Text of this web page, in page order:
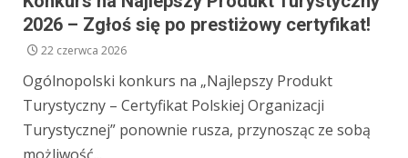
2026 – Zgłoś się po prestiżowy certyfikat!
22 czerwca 2026
Ogólnopolski konkurs na „Najlepszy Produkt
Turystyczny – Certyfikat Polskiej Organizacji
Turystycznej” ponownie rusza, przynosząc ze sobą